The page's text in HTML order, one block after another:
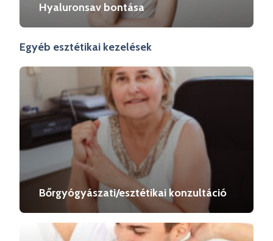
Hyaluronsav bontása
Egyéb esztétikai kezelések
Bőrgyógyászati/esztétikai konzultáció